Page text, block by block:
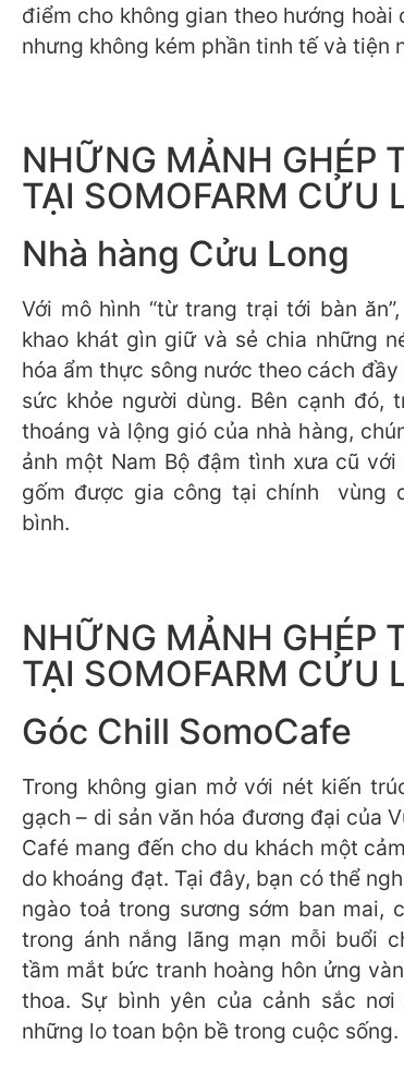
điểm cho không gian theo hướng hoài
nhưng không kém phần tinh tế và tiện
NHỮNG MẢNH GHÉP
TẠI SOMOFARM CỬU
Nhà hàng Cửu Long
Với mô hình “từ trang trại tới bàn
khao khát gìn giữ và sẻ chia những
hóa ẩm thực sông nước theo cách
sức khỏe người dùng. Bên cạnh đó,
thoáng và lộng gió của nhà hàng,
ảnh một Nam Bộ đậm tình xưa cũ
gốm được gia công tại chính vùng
bình.
NHỮNG MẢNH GHÉP
TẠI SOMOFARM CỬU
Góc Chill SomoCafe
Trong không gian mở với nét kiến
gạch – di sản văn hóa đương đại của
Café mang đến cho du khách một
do khoáng đạt. Tại đây, bạn có thể
ngào toả trong sương sớm ban mai,
trong ánh nắng lãng mạn mỗi buổi
tầm mắt bức tranh hoàng hôn ửng
thoa. Sự bình yên của cảnh sắc
những lo toan bộn bề trong cuộc sống.